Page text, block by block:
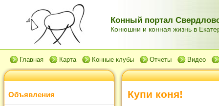
Конный портал
Конюшни и конная жизнь в
Главная Карта Конные клубы Отчеты Видео
Объявления Купи коня!